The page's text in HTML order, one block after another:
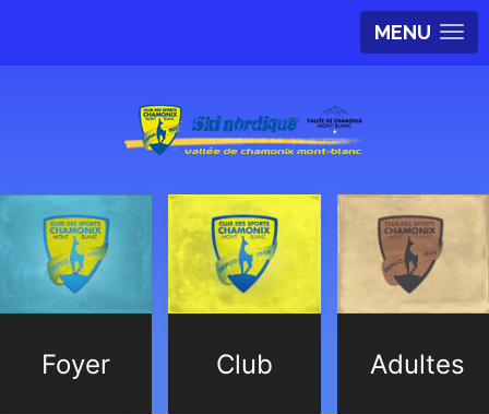
MENU
Foyer Club Adultes